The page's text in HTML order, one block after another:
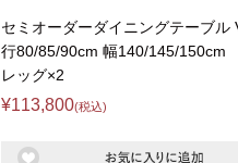
セミオーダーダイニングテーブル
行80/85/90cm 幅140/145/150cm
レッグ×2
¥113,800(税込)